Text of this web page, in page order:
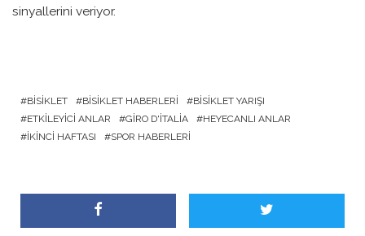
sinyallerini veriyor.
BISIKLET BISIKLET HABERLERI
BISIKLET YARIŞI
ETKILEYICI ANLAR
GIRO D'ITALIA
HEYECANLI ANLAR
İKINCI HAFTASI
SPOR HABERLERI